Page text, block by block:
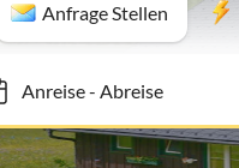
Anfrage Stellen
Anreise-Abreise